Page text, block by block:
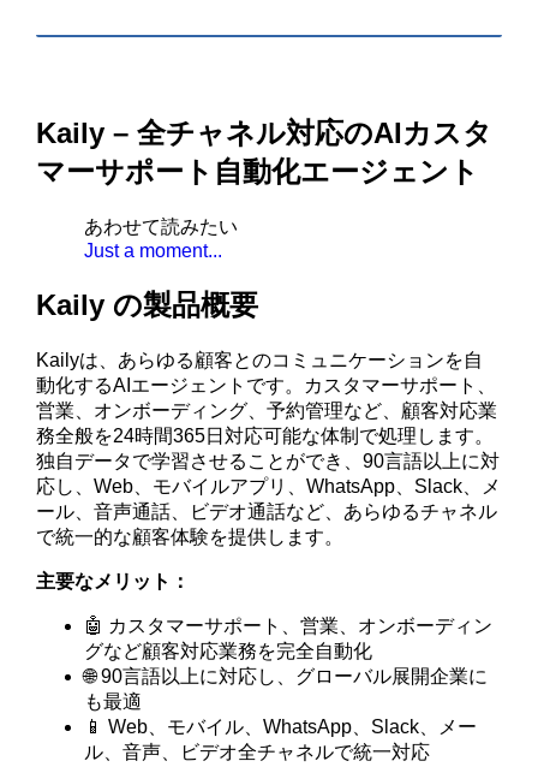
Kaily – 全チャネル対応のAIカスタ
マーサポート自動化エージェント
あわせて読みたい
Just a moment...
Kaily の製品概要
Kailyは、あらゆる顧客とのコミュニケーションを自
動化するAIエージェントです。カスタマーサポート、
営業、オンボーディング、予約管理など、顧客対応業
務全般を24時間365日対応可能な体制で処理します。
独自データで学習させることができ、90言語以上に対
応し、Web、モバイルアプリ、WhatsApp、Slack、メ
ール、音声通話、ビデオ通話など、あらゆるチャネル
で統一的な顧客体験を提供します。
主要なメリット：
🤖 カスタマーサポート、営業、オンボーディン
グなど顧客対応業務を完全自動化
🌐 90言語以上に対応し、グローバル展開企業に
も最適
📱 Web、モバイル、WhatsApp、Slack、メー
ル、音声、ビデオ全チャネルで統一対応